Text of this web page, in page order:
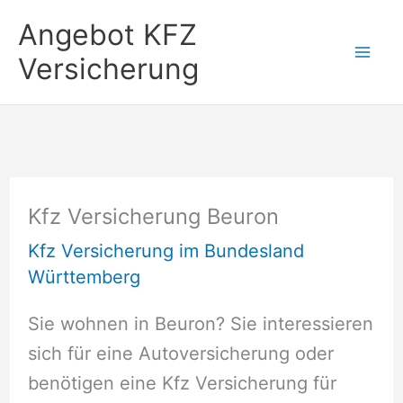
Inhalt
springen
Angebot KFZ
Versicherung
Kfz Versicherung Beuron
Kfz Versicherung im Bundesland
Württemberg
Sie wohnen in Beuron? Sie interessieren
sich für eine Autoversicherung oder
benötigen eine Kfz Versicherung für